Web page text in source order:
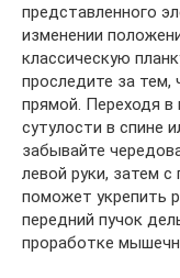
представленного
изменении
классическую
проследите за
прямой. Переходя в
сутулости в спине
забывайте
левой руки, затем
поможет укрепить
передний пучок
проработке